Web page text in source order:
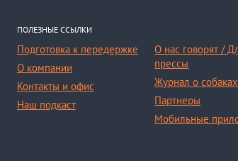
ПОЛЕЗНЫЕ ССЫЛКИ
Подготовка к передержке
О компании
Контакты и офис
Наш подкаст
О нас говорят /
прессы
Журнал о собаках
Партнеры
Мобильные